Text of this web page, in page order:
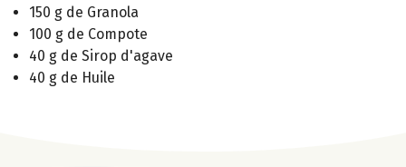
150 g de Granola
100 g de Compote
40 g de Sirop d'agave
40 g de Huile